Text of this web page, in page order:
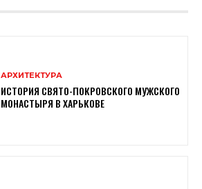
АРХИТЕКТУРА
ИСТОРИЯ СВЯТО-ПОКРОВСКОГО МУЖСКОГО
МОНАСТЫРЯ В ХАРЬКОВЕ